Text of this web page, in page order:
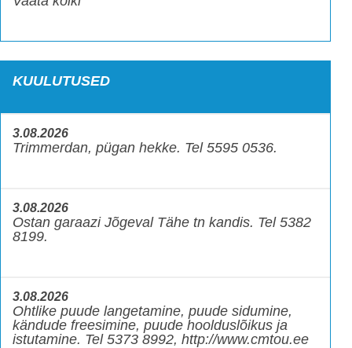
KUULUTUSED
3.08.2026
Trimmerdan, pügan hekke. Tel 5595 0536.
3.08.2026
Ostan garaazi Jõgeval Tähe tn kandis. Tel 5382
8199.
3.08.2026
Ohtlike puude langetamine, puude sidumine,
kändude freesimine, puude hoolduslõikus ja
istutamine. Tel 5373 8992, http://www.cmtou.ee